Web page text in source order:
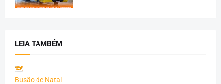
LEIA TAMBÉM
Busão de Natal